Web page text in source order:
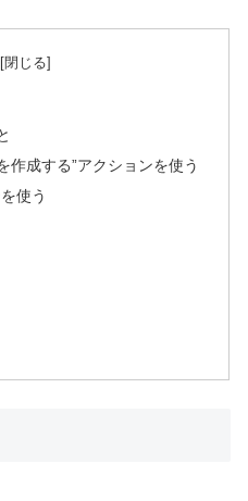
作成する”アクションを使う
使う